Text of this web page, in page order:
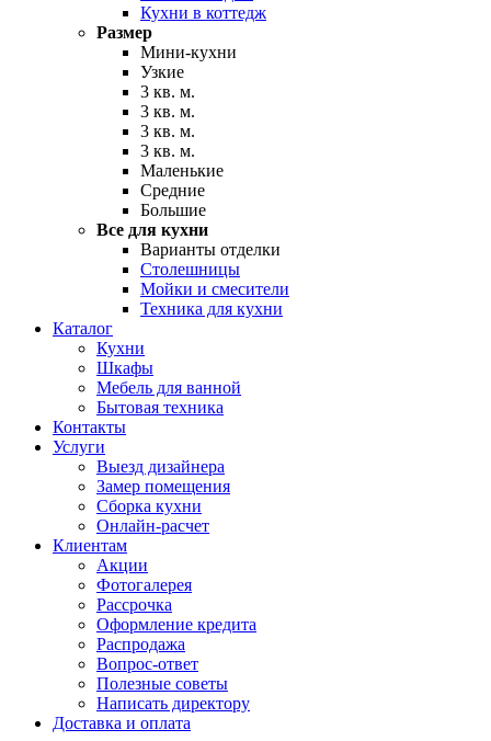
Кухни в коттедж
Размер
Мини-кухни
Узкие
3 кв. м.
3 кв. м.
3 кв. м.
3 кв. м.
Маленькие
Средние
Большие
Все для кухни
Варианты отделки
Столешницы
Мойки и смесители
Техника для кухни
Каталог
Кухни
Шкафы
Мебель для ванной
Бытовая техника
Контакты
Услуги
Выезд дизайнера
Замер помещения
Сборка кухни
Онлайн-расчет
Клиентам
Акции
Фотогалерея
Рассрочка
Оформление кредита
Распродажа
Вопрос-ответ
Полезные советы
Написать директору
Доставка и оплата